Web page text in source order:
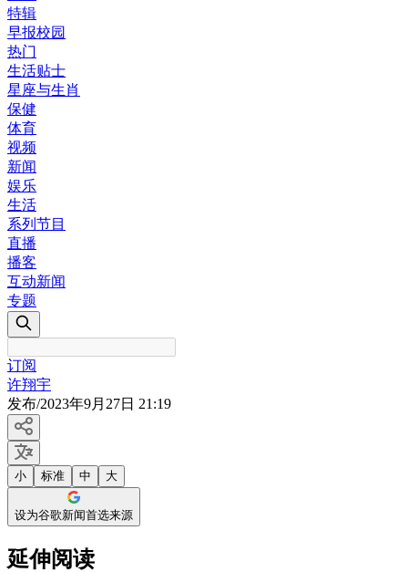
特辑
早报校园
热门
生活贴士
星座与生肖
保健
体育
视频
新闻
娱乐
生活
系列节目
直播
播客
互动新闻
专题
订阅
许翔宇
发布/2023年9月27日 21:19
小 标准 中 大
设为谷歌新闻首选来源
延伸阅读